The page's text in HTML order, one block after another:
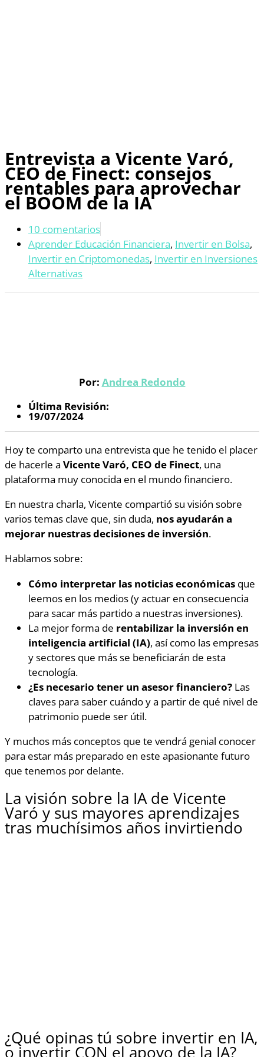
Entrevista a Vicente Varó,
CEO de Finect: consejos
rentables para aprovechar
el BOOM de la IA
10 comentarios
Aprender Educación Financiera, Invertir en Bolsa,
Invertir en Criptomonedas, Invertir en Inversiones
Alternativas
Por: Andrea Redondo
Última Revisión:
19/07/2024
Hoy te comparto una entrevista que he tenido el placer
de hacerle a Vicente Varó, CEO de Finect, una
plataforma muy conocida en el mundo financiero.
En nuestra charla, Vicente compartió su visión sobre
varios temas clave que, sin duda, nos ayudarán a
mejorar nuestras decisiones de inversión.
Hablamos sobre:
Cómo interpretar las noticias económicas que
leemos en los medios (y actuar en consecuencia
para sacar más partido a nuestras inversiones).
La mejor forma de rentabilizar la inversión en
inteligencia artificial (IA), así como las empresas
y sectores que más se beneficiarán de esta
tecnología.
¿Es necesario tener un asesor financiero? Las
claves para saber cuándo y a partir de qué nivel de
patrimonio puede ser útil.
Y muchos más conceptos que te vendrá genial conocer
para estar más preparado en este apasionante futuro
que tenemos por delante.
La visión sobre la IA de Vicente
Varó y sus mayores aprendizajes
tras muchísimos años invirtiendo
¿Qué opinas tú sobre invertir en IA,
o invertir CON el apoyo de la IA?